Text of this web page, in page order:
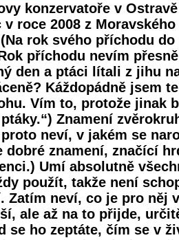
konzervatoře v Ostravě
roce 2008 z Moravského
rok svého příchodu do
příchodu nevím
den a ptáci lítali z jihu
Káždopádně jsem
Vím to, protože jinak
Znamení
neví, v jakém se
dobré znamení, značící
Umí absolutně
použít, takže není
Zatím neví, co je pro něj v
ale až na to přijde,
se ho zeptáte, čím se v